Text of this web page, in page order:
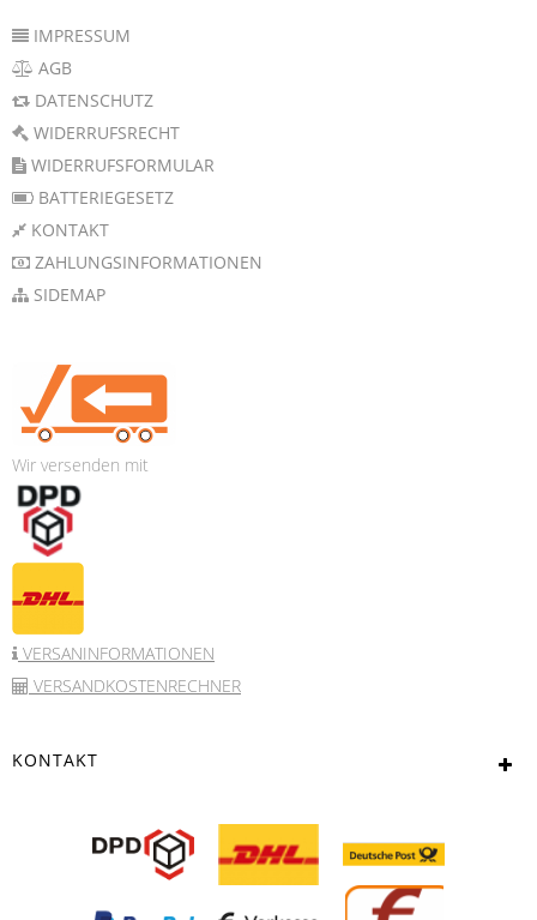
IMPRESSUM
AGB
DATENSCHUTZ
WIDERRUFSRECHT
WIDERRUFSFORMULAR
BATTERIEGESETZ
KONTAKT
ZAHLUNGSINFORMATIONEN
SIDEMAP
Wir versenden mit
VERSANINFORMATIONEN
VERSANDKOSTENRECHNER
KONTAKT